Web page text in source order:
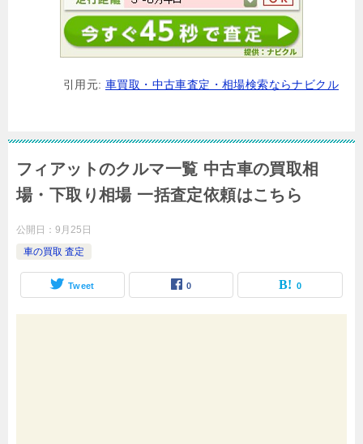
引用元: 車買取・中古車査定・相場検索ならナビクル
フィアットのクルマ一覧 中古車の買取相
場・下取り相場 一括査定依頼はこちら
公開日： 9月25日
車の買取 査定
Tweet 0 0